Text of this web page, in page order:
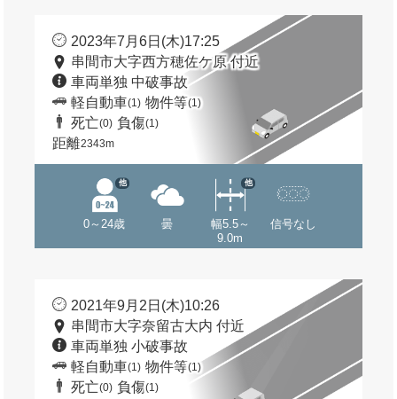
2023年7月6日(木)17:25
串間市大字西方穂佐ケ原 付近
車両単独 中破事故
軽自動車(1) 物件等(1)
死亡(0) 負傷(1)
距離2343m
0～24歳
他
曇
幅5.5～
9.0m
他
信号なし
2021年9月2日(木)10:26
串間市大字奈留古大内 付近
車両単独 小破事故
軽自動車(1) 物件等(1)
死亡(0) 負傷(1)